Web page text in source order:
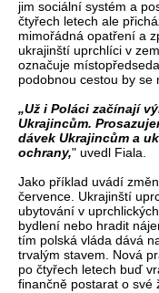
jim sociální systém a
čtyřech letech ale
mimořádná opatření a
ukrajinští uprchlíci v
označuje
podobnou cestou by se
„Už i Poláci začínají
Ukrajincům.
dávek Ukrajincům a
ochrany," uvedl Fiala.
Jako příklad uvádí
července. Ukrajinští
ubytování v
bydlení nebo hradit
tím polská vláda dává
trvalým stavem. Nová
po čtyřech letech buď
finančně postarat o své